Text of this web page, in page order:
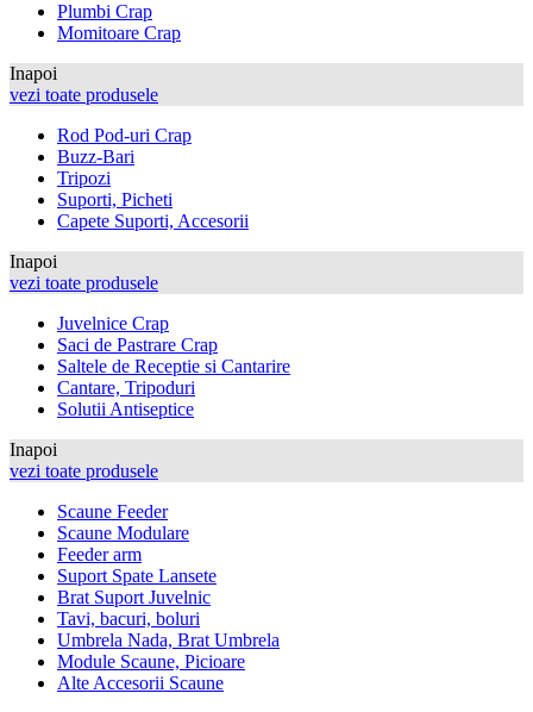
Plumbi Crap
Momitoare Crap
Inapoi
vezi toate produsele
Rod Pod-uri Crap
Buzz-Bari
Tripozi
Suporti, Picheti
Capete Suporti, Accesorii
Inapoi
vezi toate produsele
Juvelnice Crap
Saci de Pastrare Crap
Saltele de Receptie si Cantarire
Cantare, Tripoduri
Solutii Antiseptice
Inapoi
vezi toate produsele
Scaune Feeder
Scaune Modulare
Feeder arm
Suport Spate Lansete
Brat Suport Juvelnic
Tavi, bacuri, boluri
Umbrela Nada, Brat Umbrela
Module Scaune, Picioare
Alte Accesorii Scaune